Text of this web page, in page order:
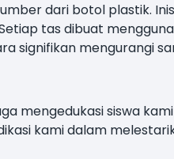
dari botol plastik.
tas dibuat
signifikan mengurangi
mengedukasi siswa
kami dalam